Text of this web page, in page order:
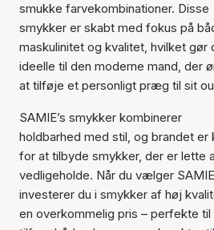
smukke farvekombinationer. Disse
smykker er skabt med fokus på
maskulinitet og kvalitet, hvilket gør
ideelle til den moderne mand, der
at tilføje et personligt præg til sit
SAMIE’s smykker kombinerer
holdbarhed med stil, og brandet er
for at tilbyde smykker, der er lette
vedligeholde. Når du vælger
investerer du i smykker af høj
en overkommelig pris – perfekte til